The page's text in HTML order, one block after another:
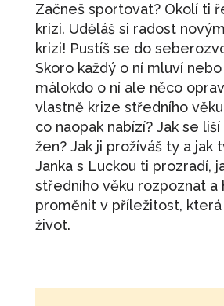
Začneš sportovat? Okolí ti
krizi. Uděláš si radost
krizi! Pustíš se do
Skoro každý o ní mluví
málokdo o ní ale něco
vlastně krize středního
co naopak nabízí? Jak se
žen? Jak ji prožíváš ty a jak
Janka s Luckou ti prozradí,
středního věku rozpoznat a
proměnit v příležitost,
život.